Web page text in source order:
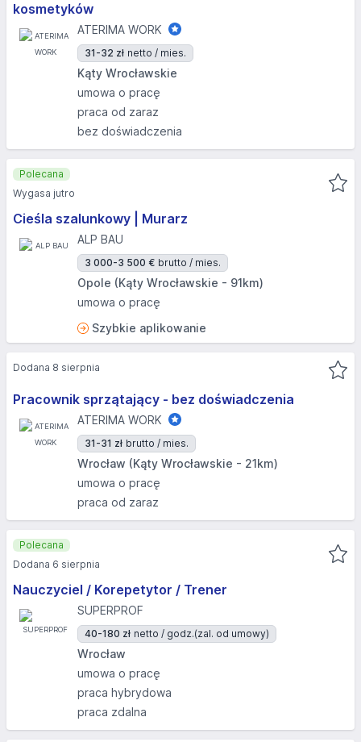
kosmetyków
ATERIMA WORK
31-32 zł netto / mies.
Kąty Wrocławskie
umowa o pracę
praca od zaraz
bez doświadczenia
Cieśla szalunkowy | Murarz
ALP BAU
3 000-3 500 € brutto / mies.
Opole (Kąty Wrocławskie - 91km)
umowa o pracę
Szybkie aplikowanie
Polecana
Wygasa jutro
Pracownik sprzątający - bez doświadczenia
ATERIMA WORK
31-31 zł brutto / mies.
Wrocław (Kąty Wrocławskie - 21km)
umowa o pracę
praca od zaraz
Dodana 8 sierpnia
Nauczyciel / Korepetytor / Trener
SUPERPROF
40-180 zł netto / godz.(zal. od umowy)
Wrocław
umowa o pracę
praca hybrydowa
praca zdalna
Polecana
Dodana 6 sierpnia